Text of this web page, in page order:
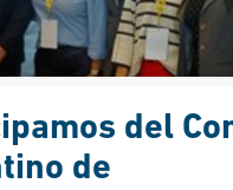
del
de